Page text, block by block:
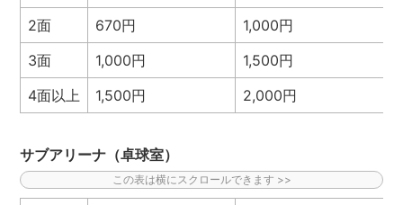
2面
670円 1,000円
3面
1,000円 1,500円
4面以上
1,500円 2,000円
サブアリーナ（卓球室）